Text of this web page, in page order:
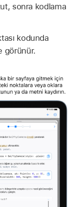
sonra kodlama
kodunda
görünür.